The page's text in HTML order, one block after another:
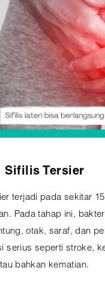
Sifilis Tersier
terjadi pada sekitar
Pada tahap ini,
otak, saraf, dan
serius seperti stroke,
bahkan kematian.